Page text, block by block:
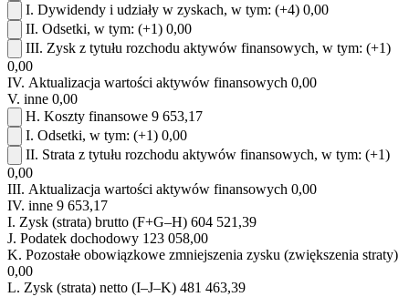
I. Dywidendy i udziały w zyskach, w tym: (+4) 0,00
II. Odsetki, w tym: (+1) 0,00
III. Zysk z tytułu rozchodu aktywów finansowych, w tym: (+1)
0,00
IV. Aktualizacja wartości aktywów finansowych 0,00
V. inne 0,00
H. Koszty finansowe 9 653,17
I. Odsetki, w tym: (+1) 0,00
II. Strata z tytułu rozchodu aktywów finansowych, w tym: (+1)
0,00
III. Aktualizacja wartości aktywów finansowych 0,00
IV. inne 9 653,17
I. Zysk (strata) brutto (F+G–H) 604 521,39
J. Podatek dochodowy 123 058,00
K. Pozostałe obowiązkowe zmniejszenia zysku (zwiększenia straty)
0,00
L. Zysk (strata) netto (I–J–K) 481 463,39